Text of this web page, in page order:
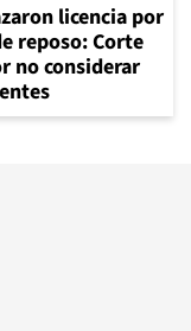
licencia por
reposo: Corte
no considerar